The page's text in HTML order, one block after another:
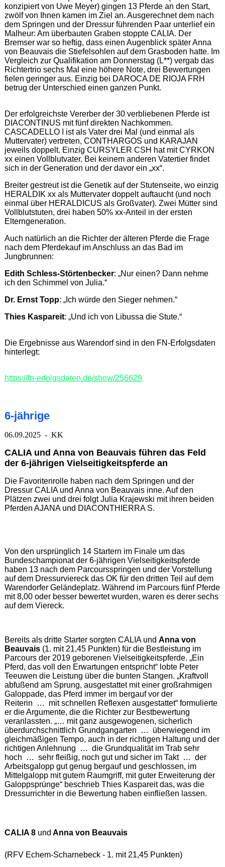
konzipiert von Uwe Meyer) gingen 13 Pferde an den Start,
zwölf von Ihnen kamen im Ziel an. Ausgerechnet dem nach
dem Springen und der Dressur führenden Paar unterlief ein
Malheur: Am überbauten Graben stoppte CALIA. Der
Bremser war so heftig, dass einen Augenblick später Anna
von Beauvais die Stiefelsohlen auf dem Grasboden hatte. Im
Vergleich zur Qualifikation am Donnerstag (L**) vergab das
Richtertrio sechs Mal eine höhere Note, drei Bewertungen
fielen geringer aus. Einzig bei DAROCA DE RIOJA FRH
betrug der Unterschied einen ganzen Punkt.
Der erfolgreichste Vererber der 30 verbliebenen Pferde ist
DIACONTINUS mit fünf direkten Nachkommen.
CASCADELLO I ist als Vater drei Mal (und einmal als
Muttervater) vertreten, CONTHARGOS und KARAJAN
jeweils doppelt. Einzig CURSYLER CSH hat mit CYRKON
xx einen Vollblutvater. Bei keinem anderen Vatertier findet
sich in der Generation und der davor ein „xx“.
Breiter gestreut ist die Genetik auf der Stutenseite, wo einzig
HERALDIK xx als Muttervater doppelt auftaucht (und noch
einmal über HERALDICUS als Großvater). Zwei Mütter sind
Vollblutstuten, drei haben 50% xx-Anteil in der ersten
Elterngeneration.
Auch natürlich an die Richter der älteren Pferde die Frage
nach dem Pferdekauf im Anschluss an das Bad im
Jungbrunnen:
Edith Schless-Störtenbecker: „Nur einen? Dann nehme
ich den Schimmel von Julia.“
Dr. Ernst Topp: „Ich würde den Sieger nehmen.“
Thies Kaspareit: „Und ich von Libussa die Stute.“
Die Ergebnisse aus Warendorf sind in den FN-Erfolgsdaten
hinterlegt:
https://fn-erfolgsdaten.de/show/256629
6-jährige
06.09.2025 - KK
CALIA und Anna von Beauvais führen das Feld
der 6-jährigen Vielseitigkeitspferde an
Die Favoritenrolle haben nach dem Springen und der
Dressur CALIA und Anna von Beauvais inne. Auf den
Plätzen zwei und drei folgt Julia Krajewski mit ihren beiden
Pferden AJANA und DIACONTHIERRA S.
Von den ursprünglich 14 Startern im Finale um das
Bundeschampionat der 6-jährigen Vielseitigkeitspferde
haben 13 nach dem Parcoursspringen und der Vorstellung
auf dem Dressurviereck das OK für den dritten Teil auf dem
Warendorfer Geländeplatz. Während im Parcours fünf Pferde
mit 8,00 oder besser bewertet wurden, waren es derer sechs
auf dem Viereck.
Bereits als dritte Starter sorgten CALIA und Anna von
Beauvais(1. mit 21,45 Punkten) für die Bestleistung im
Parcours der 2019 geborenen Vielseitigkeitspferde. „Ein
Pferd, das voll den Erwartungen entspricht“ lobte Peter
Teeuwen die Leistung über die bunten Stangen. „Kraftvoll
abfußend am Sprung, ausgestattet mit einer großrahmigen
Galoppade, das Pferd immer im bergauf vor der
Reiterin … mit schnellen Reflexen ausgestattet“ formulierte
er die Argumente, die die Richter zur Bestbewertung
veranlassten. „… mit ganz ausgewogenen, sicherlich
überdurchschnittlich Grundgangarten … überwiegend im
gleichmäßigen Tempo, auch in der richtigen Haltung und der
richtigen Anlehnung … die Grundqualität im Trab sehr
hoch … sehr fleißig, noch gut und sicher im Takt … der
Arbeitsgalopp gut genug bergauf und geschlossen, im
Mittelgalopp mit gutem Raumgriff, mit guter Erweiterung der
Galoppsprünge“ beschrieb Thies Kaspareit das, was die
Dressurrichter in die Bewertung haben einfließen lassen.
CALIA 8 und Anna von Beauvais
(RFV Echem-Scharnebeck - 1. mit 21,45 Punkten)